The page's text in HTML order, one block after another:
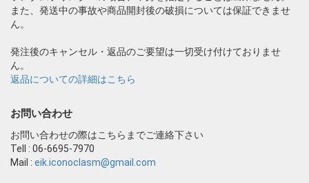
また、発送中の事故や商品開封後の破損については保証できませ
ん。
発注後のキャンセル・返品のご要望は一切受け付けておりませ
ん。
返品についての詳細はこちら
お問い合わせ
お問い合わせの際はこちらまでご連絡下さい
Tell : 06-6695-7970
Mail : eik.iconoclasm@gmail.com